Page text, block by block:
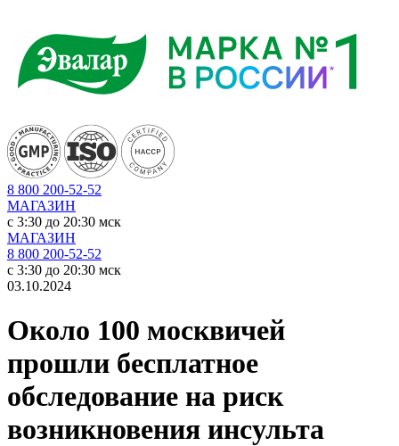
8 800 200-52-52
МАГАЗИН
c 3:30 до 20:30 мск
МАГАЗИН
8 800 200-52-52
c 3:30 до 20:30 мск
03.10.2024
Около 100 москвичей
прошли бесплатное
обследование на риск
возникновения инсульта